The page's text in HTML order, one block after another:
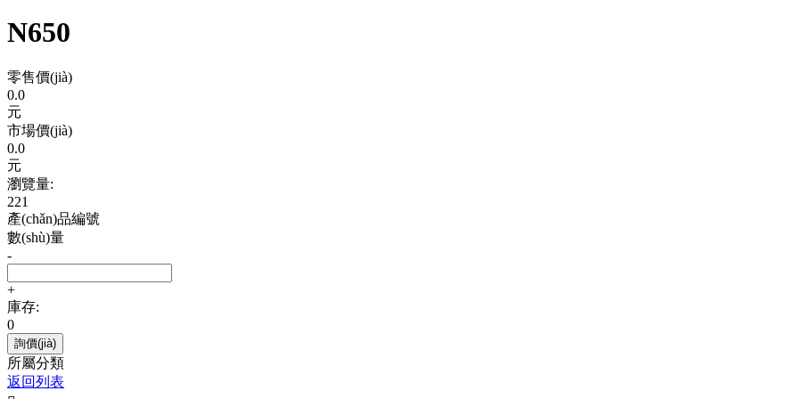
N650
零售價(jià)
0.0
元
市場價(jià)
0.0
元
瀏覽量:
221
產(chǎn)品編號
數(shù)量
-
+
庫存:
0
詢價(jià)
所屬分類
返回列表